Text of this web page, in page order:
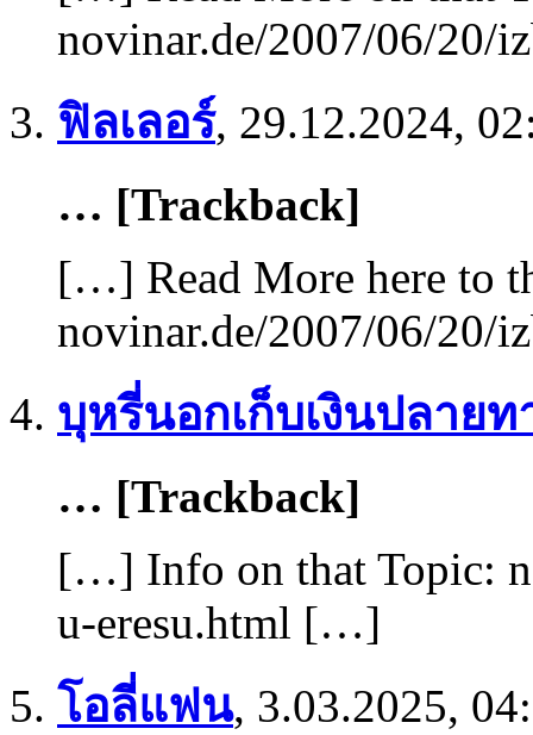
novinar.de/2007/06/20/
ฟิลเลอร์, 29.12.2024,
… [Trackback]
[…] Read More here to
novinar.de/2007/06/20/
บุหรี่นอกเก็บเงินปลายท
… [Trackback]
[…] Info on that Topic:
u-eresu.html […]
โอลี่แฟน, 3.03.2025,